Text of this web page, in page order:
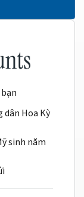
dân Hoa Kỳ
sinh năm